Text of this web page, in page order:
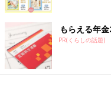
もらえる年
PR(くらしの話題)